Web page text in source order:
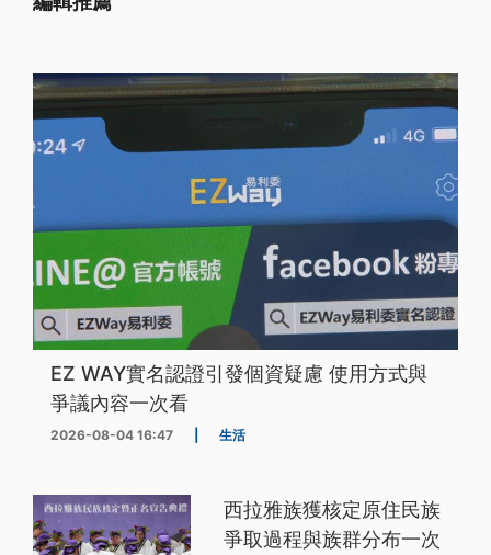
EZ WAY實名認證引發個資疑慮 使用方式與
爭議內容一次看
2026-08-04 16:47 生活
西拉雅族獲核定原住民族
爭取過程與族群分布一次